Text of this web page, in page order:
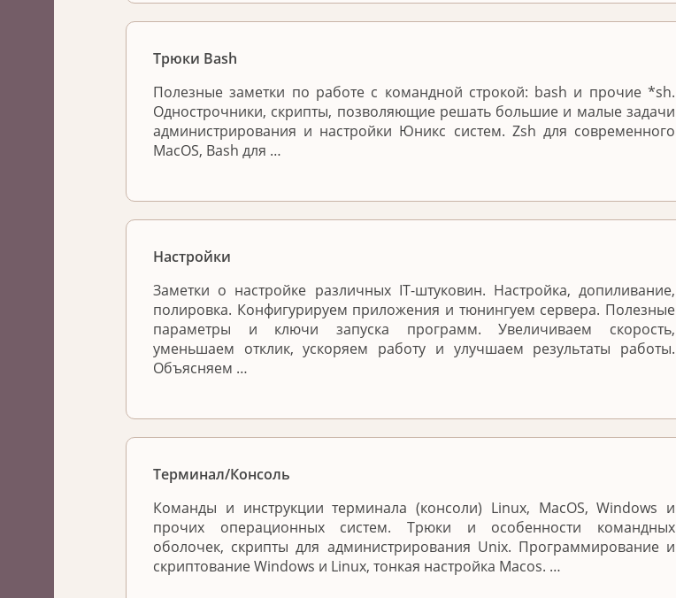
Трюки Bash
Полезные заметки по работе с командной строкой: bash и прочие *sh.
Однострочники, скрипты, позволяющие решать большие и малые задачи
администрирования и настройки Юникс систем. Zsh для современного
MacOS, Bash для …
Настройки
Заметки о настройке различных IT-штуковин. Настройка, допиливание,
полировка. Конфигурируем приложения и тюнингуем сервера. Полезные
параметры и ключи запуска программ. Увеличиваем скорость,
уменьшаем отклик, ускоряем работу и улучшаем результаты работы.
Объясняем …
Терминал/Консоль
Команды и инструкции терминала (консоли) Linux, MacOS, Windows и
прочих операционных систем. Трюки и особенности командных
оболочек, скрипты для администрирования Unix. Программирование и
скриптование Windows и Linux, тонкая настройка Macos. …